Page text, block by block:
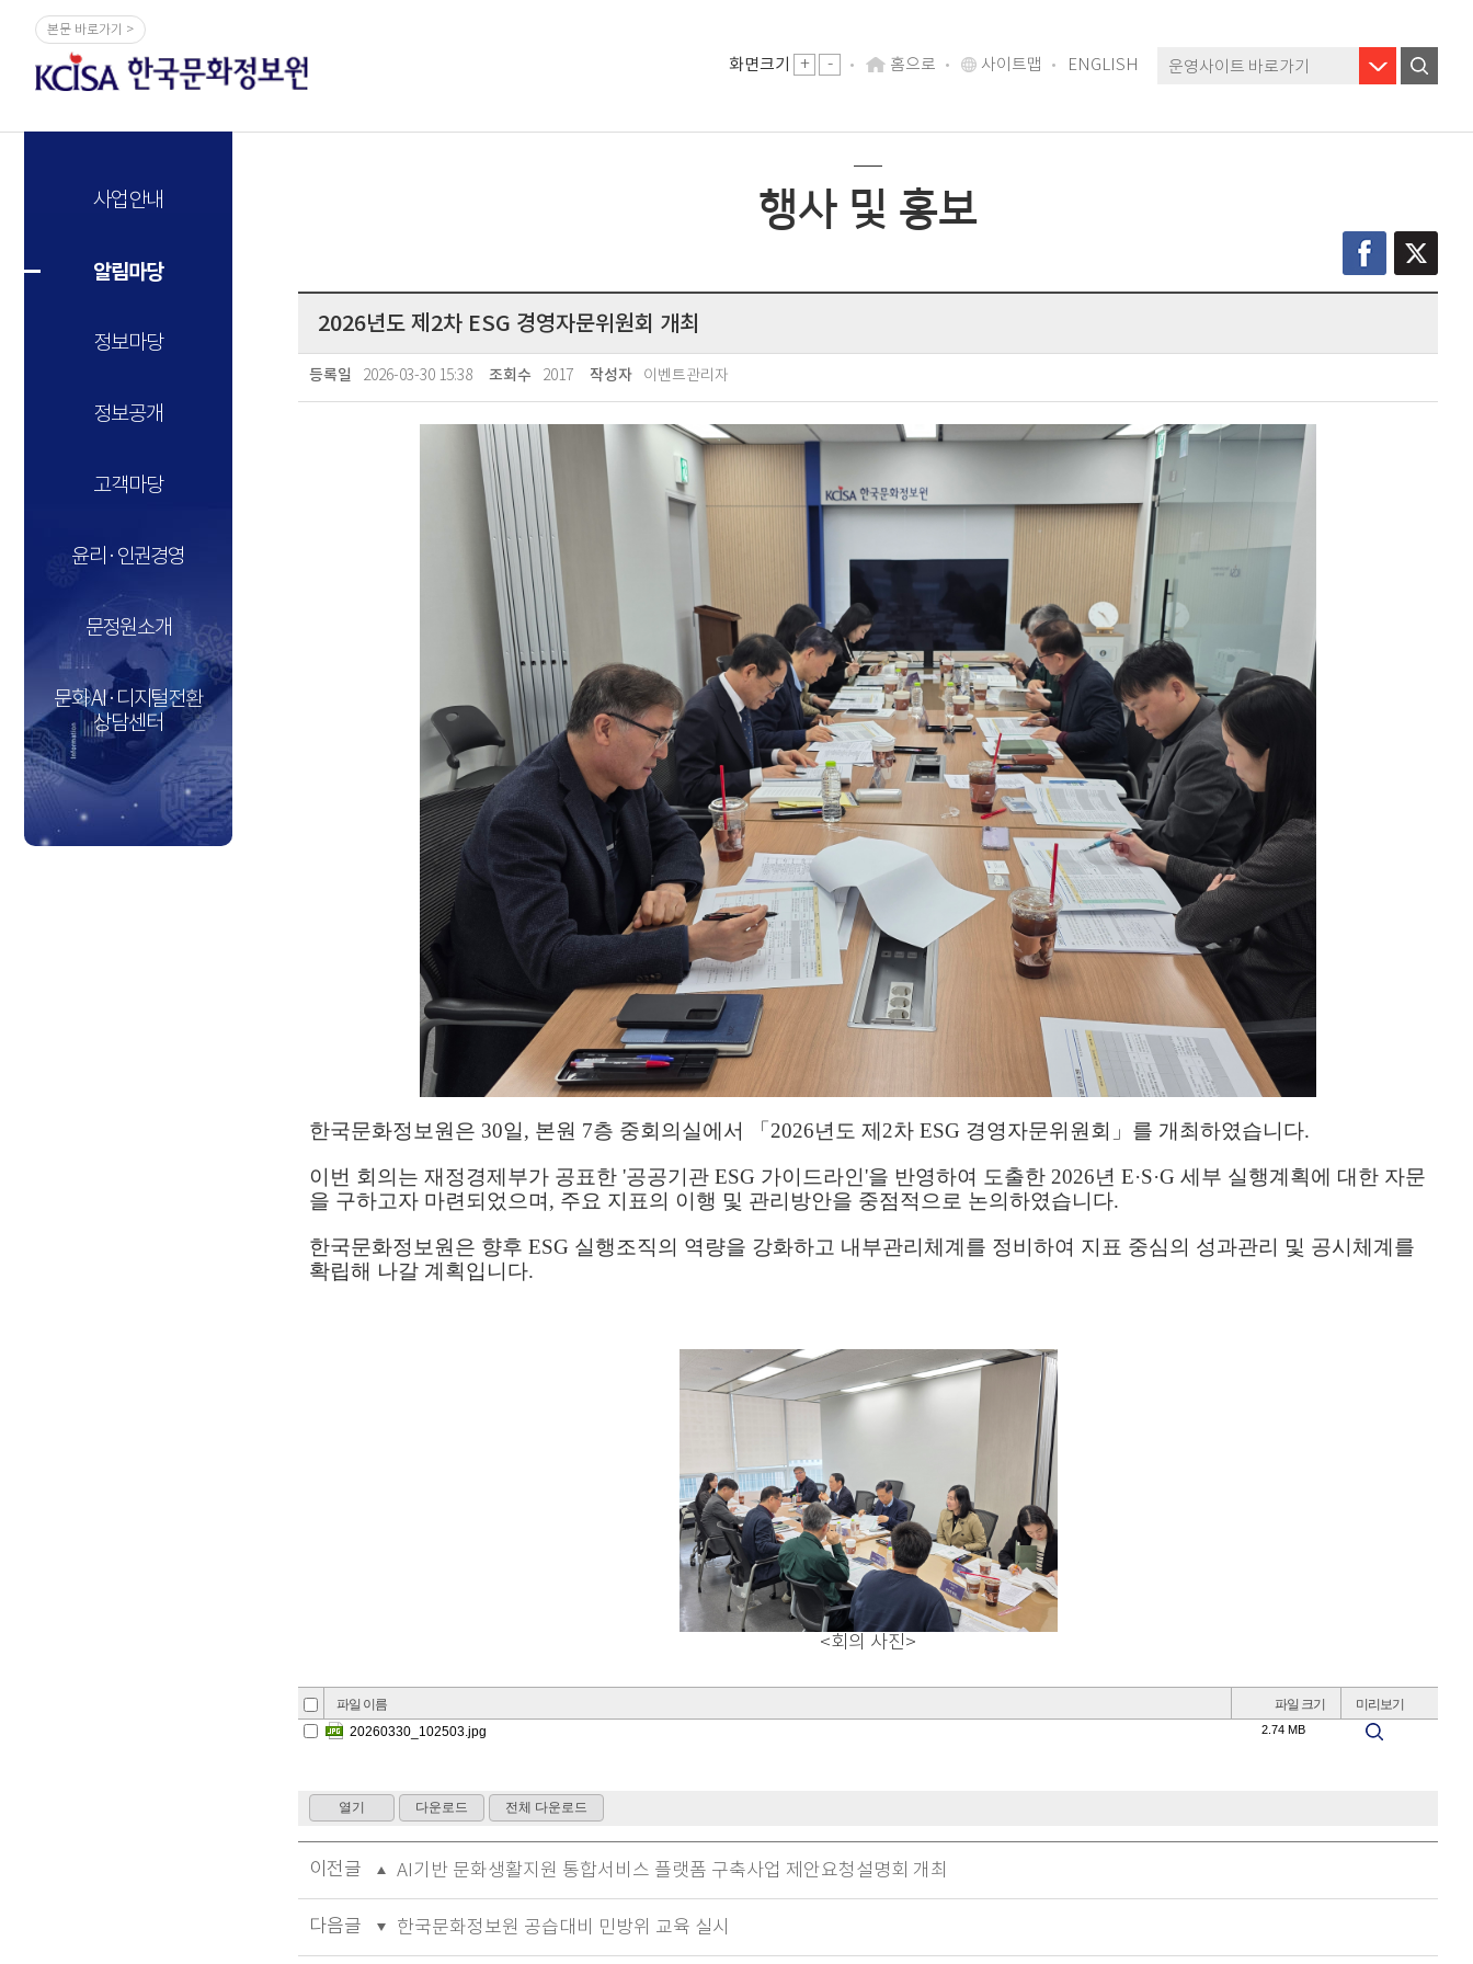
본문 바로가기 >
화면크기 + - 홈으로 사이트맵 ENGLISH 운영사이트 바로가기
사업안내
알림마당
정보마당
정보공개
고객마당
윤리·인권경영
문정원소개
문화 AI·디지털전환
상담센터
행사 및 홍보
2026년도 제2차 ESG 경영자문위원회 개최
등록일 2026-03-30 15:38 조회수 2017 작성자 이벤트관리자
한국문화정보원은 30일, 본원 7층 중회의실에서 「2026년도 제2차 ESG 경영자문위원회」를 개최하였습니다.
이번 회의는 재정경제부가 공표한 '공공기관 ESG 가이드라인'을 반영하여 도출한 2026년 E·S·G 세부 실행계획에 대한 자문
을 구하고자 마련되었으며, 주요 지표의 이행 및 관리방안을 중점적으로 논의하였습니다.
한국문화정보원은 향후 ESG 실행조직의 역량을 강화하고 내부관리체계를 정비하여 지표 중심의 성과관리 및 공시체계를
확립해 나갈 계획입니다.
<회의 사진>
이전글 AI기반 문화생활지원 통합서비스 플랫폼 구축사업 제안요청설명회 개최
다음글 한국문화정보원 공습대비 민방위 교육 실시